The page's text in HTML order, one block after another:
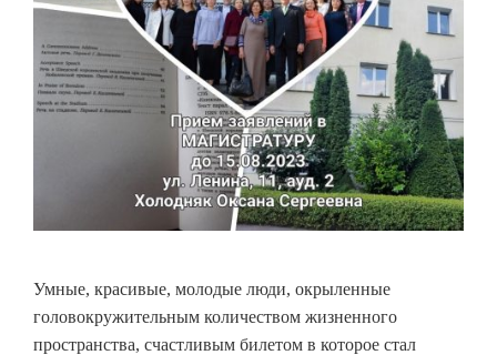
Умные, красивые, молодые люди, окрыленные
головокружительным количеством жизненного
пространства, счастливым билетом в которое стал